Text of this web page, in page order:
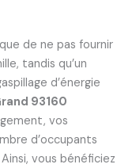
de ne pas fournir
tandis qu’un
d’énergie
93160
vos
d’occupants
vous bénéficiez